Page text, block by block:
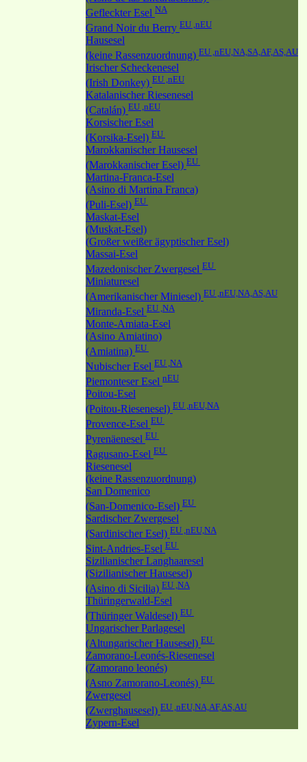
Gefleckter Esel NA
Grand Noir du Berry EU ,nEU
Hausesel
(keine Rassenzuordnung) EU ,nEU,NA,SA,AF,AS,AU
Irischer Scheckenesel
(Irish Donkey) EU ,nEU
Katalanischer Riesenesel
(Catalán) EU ,nEU
Korsischer Esel
(Korsika-Esel) EU
Marokkanischer Hausesel
(Marokkanischer Esel) EU
Martina-Franca-Esel
(Asino di Martina Franca)
(Puli-Esel) EU
Maskat-Esel
(Muskat-Esel)
(Großer weißer ägyptischer Esel)
Massai-Esel
Mazedonischer Zwergesel EU
Miniaturesel
(Amerikanischer Miniesel) EU ,nEU,NA,AS,AU
Miranda-Esel EU ,NA
Monte-Amiata-Esel
(Asino Amiatino)
(Amiatina) EU
Nubischer Esel EU ,NA
Piemonteser Esel nEU
Poitou-Esel
(Poitou-Riesenesel) EU ,nEU,NA
Provence-Esel EU
Pyrenäenesel EU
Ragusano-Esel EU
Riesenesel
(keine Rassenzuordnung)
San Domenico
(San-Domenico-Esel) EU
Sardischer Zwergesel
(Sardinischer Esel) EU ,nEU,NA
Sint-Andries-Esel EU
Sizilianischer Langhaaresel
(Sizilianischer Hausesel)
(Asino di Sicilia) EU ,NA
Thüringerwald-Esel
(Thüringer Waldesel) EU
Ungarischer Parlagesel
(Altungarischer Hausesel) EU
Zamorano-Leonés-Riesenesel
(Zamorano leonés)
(Asno Zamorano-Leonés) EU
Zwergesel
(Zwerghausesel) EU ,nEU,NA,AF,AS,AU
Zypern-Esel